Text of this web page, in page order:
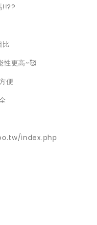
!!??
性更高~🥰
便
index.php